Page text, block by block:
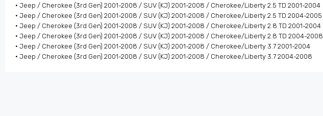
• Jeep / Cherokee (3rd Gen) 2001-2008 / SUV (KJ) 2001-2008 / Cherokee/Liberty 2.5 TD 2001-2004
• Jeep / Cherokee (3rd Gen) 2001-2008 / SUV (KJ) 2001-2008 / Cherokee/Liberty 2.5 TD 2004-2005
• Jeep / Cherokee (3rd Gen) 2001-2008 / SUV (KJ) 2001-2008 / Cherokee/Liberty 2.8 TD 2001-2004
• Jeep / Cherokee (3rd Gen) 2001-2008 / SUV (KJ) 2001-2008 / Cherokee/Liberty 2.8 TD 2004-2008
• Jeep / Cherokee (3rd Gen) 2001-2008 / SUV (KJ) 2001-2008 / Cherokee/Liberty 3.7 2001-2004
• Jeep / Cherokee (3rd Gen) 2001-2008 / SUV (KJ) 2001-2008 / Cherokee/Liberty 3.7 2004-2008